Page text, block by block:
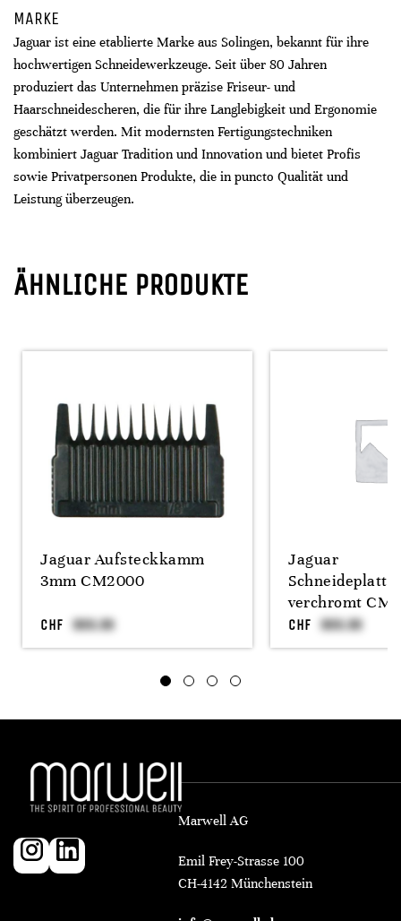
MARKE
Jaguar ist eine etablierte Marke aus Solingen, bekannt für ihre
hochwertigen Schneidewerkzeuge. Seit über 80 Jahren
produziert das Unternehmen präzise Friseur- und
Haarschneidescheren, die für ihre Langlebigkeit und Ergonomie
geschätzt werden. Mit modernsten Fertigungstechniken
kombiniert Jaguar Tradition und Innovation und bietet Profis
sowie Privatpersonen Produkte, die in puncto Qualität und
Leistung überzeugen.
ÄHNLICHE PRODUKTE
Jaguar Aufsteckkamm
3mm CM2000
CHF
Jaguar
verchromt
CHF
Marwell AG
Emil Frey-Strasse 100
CH-4142 Münchenstein